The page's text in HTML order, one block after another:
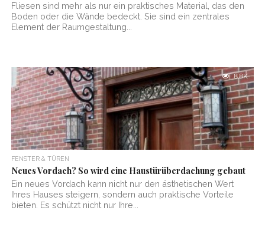
Fliesen sind mehr als nur ein praktisches Material, das den
Boden oder die Wände bedeckt. Sie sind ein zentrales
Element der Raumgestaltung...
8.8K
FENSTER & TÜREN
Neues Vordach? So wird eine Haustürüberdachung gebaut
Ein neues Vordach kann nicht nur den ästhetischen Wert
Ihres Hauses steigern, sondern auch praktische Vorteile
bieten. Es schützt nicht nur Ihre...